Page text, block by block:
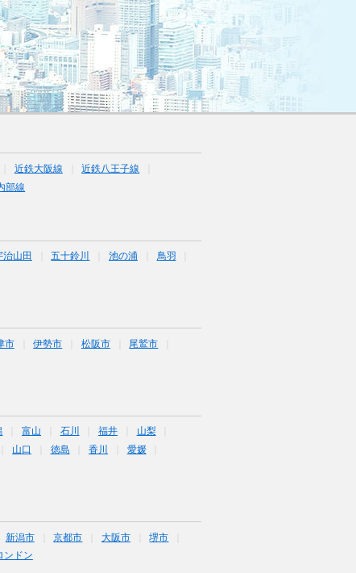
近鉄大阪線
近鉄八王子線
部線
治山田 五十鈴川 池の浦
鳥羽
市 伊勢市 松阪市
尾鷲市
富山 石川 福井
山梨
山口 徳島 香川
愛媛
新潟市 京都市 大阪市
堺市
ンドン